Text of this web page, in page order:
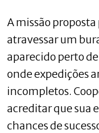
A missão
atravessar um
aparecido perto
onde expedições
incompletos.
acreditar que sua
chances de